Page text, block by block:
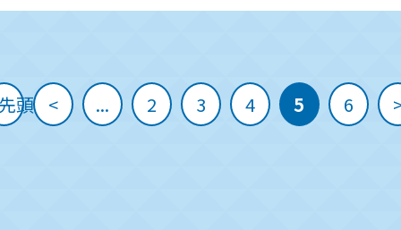
頭 < ... 2 3 4 5 6